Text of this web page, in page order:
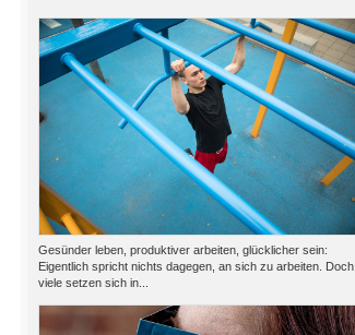
Gesünder leben, produktiver arbeiten, glücklicher sein:
Eigentlich spricht nichts dagegen, an sich zu arbeiten. Doch
viele setzen sich in...